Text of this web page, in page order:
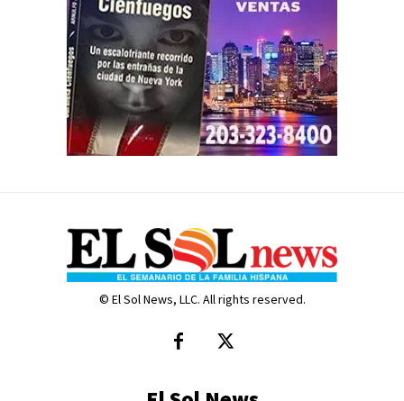
© El Sol News, LLC. All rights reserved.